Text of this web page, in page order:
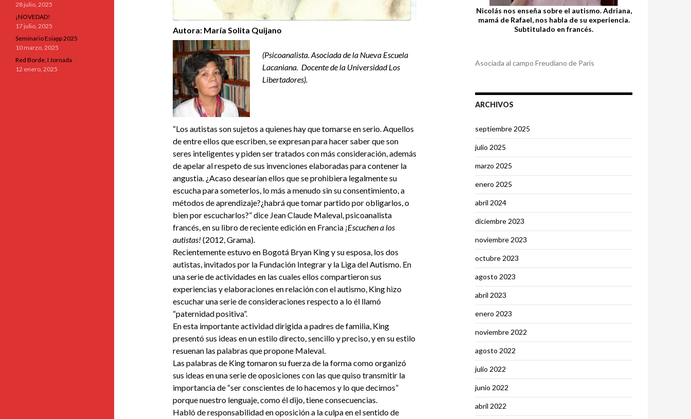
Autora: María Solita Quijano
(Psicoanalista. Asociada de la Nueva Escuela
Lacaniana. Docente de la Universidad Los
Libertadores).
“Los autistas son sujetos a quienes hay que tomarse en serio. Aquellos
de entre ellos que escriben, se expresan para hacer saber que son
seres inteligentes y piden ser tratados con más consideración, además
de apelar al respeto de sus invenciones elaboradas para contener la
angustia. ¿Acaso desearían ellos que se prohibiera legalmente su
escucha para someterlos, lo más a menudo sin su consentimiento, a
métodos de aprendizaje?¿habrá que tomar partido por obligarlos, o
bien por escucharlos?” dice Jean Claude Maleval, psicoanalista
francés, en su libro de reciente edición en Francia ¡Escuchen a los
autistas! (2012, Grama).
Recientemente estuvo en Bogotá Bryan King y su esposa, los dos
autistas, invitados por la Fundación Integrar y la Liga del Autismo. En
una serie de actividades en las cuales ellos compartieron sus
experiencias y elaboraciones en relación con el autismo, King hizo
escuchar una serie de consideraciones respecto a lo él llamó
“paternidad positiva”.
En esta importante actividad dirigida a padres de familia, King
presentó sus ideas en un estilo directo, sencillo y preciso, y en su estilo
resuenan las palabras que propone Maleval.
Las palabras de King tomaron su fuerza de la forma como organizó
sus ideas en una serie de oposiciones con las que quiso transmitir la
importancia de “ser conscientes de lo hacemos y lo que decimos”
porque nuestro lenguaje, como él dijo, tiene consecuencias.
Habló de responsabilidad en oposición a la culpa en el sentido de
Nicolás nos enseña sobre el autismo. Adriana,
mamá de Rafael, nos habla de su experiencia.
Subtitulado en francés.
Asociada al campo Freudiano de Paris
ARCHIVOS
septiembre 2025
julio 2025
marzo 2025
enero 2025
abril 2024
diciembre 2023
noviembre 2023
octubre 2023
agosto 2023
abril 2023
enero 2023
noviembre 2022
agosto 2022
julio 2022
junio 2022
abril 2022
28 julio, 2025
¡NOVEDAD!
17 julio, 2025
Seminario Esiapp 2025
10 marzo, 2025
Red Borde, I Jornada
12 enero, 2025